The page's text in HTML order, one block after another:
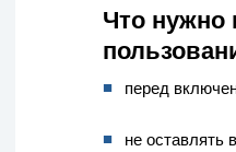
Что нужно
перед
не оставлять